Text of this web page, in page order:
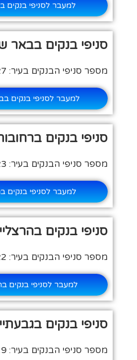
למעבר לסניפי בנקים
סניפי בנקים בבאר
מספר סניפי הבנקים בעיר: 27
למעבר לסניפי בנקים
סניפי בנקים
מספר סניפי הבנקים בעיר: 23
למעבר לסניפי בנקים
סניפי בנקים
מספר סניפי הבנקים בעיר: 22
למעבר לסניפי בנקים
סניפי בנקים
מספר סניפי הבנקים בעיר: 19